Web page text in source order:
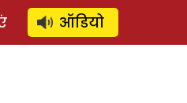
SUBSCRIBE
ऑडियो